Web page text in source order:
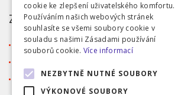
ZÁKAZNICKÝ SERVIS
Obchodní podmínky
Reklamace
cookie ke zlepšení uživatelského komfortu.
Používáním našich webových stránek
souhlasíte se všemi soubory cookie v
souladu s našimi Zásadami používání
souborů cookie. Více informací
NEZBYTNĚ NUTNÉ SOUBORY
VÝKONOVÉ SOUBORY